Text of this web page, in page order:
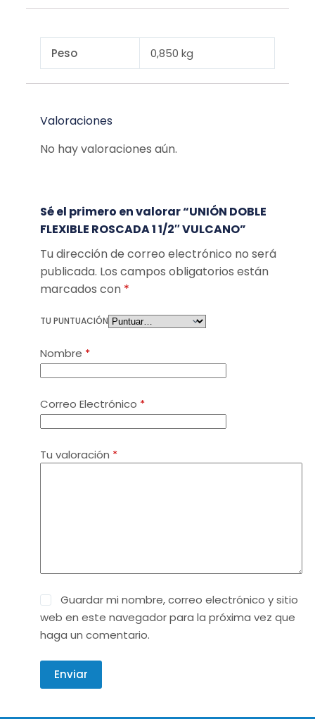
Peso 0,850 kg
Valoraciones
No hay valoraciones aún.
Sé el primero en valorar “UNIÓN DOBLE
FLEXIBLE ROSCADA 1 1/2″ VULCANO”
Tu dirección de correo electrónico no será
publicada. Los campos obligatorios están
marcados con *
TU PUNTUACIÓN
Nombre *
Correo Electrónico *
Tu valoración *
Guardar mi nombre, correo electrónico y sitio
web en este navegador para la próxima vez que
haga un comentario.
Enviar